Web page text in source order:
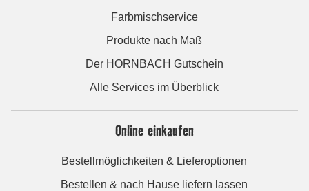
Farbmischservice
Produkte nach Maß
Der HORNBACH Gutschein
Alle Services im Überblick
Online einkaufen
Bestellmöglichkeiten & Lieferoptionen
Bestellen & nach Hause liefern lassen